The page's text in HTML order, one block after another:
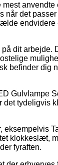
anvendte
når det
endvidere
dit arbejde.
befinder dig
Gulvlampe
tydeligvis
eksempelvis
klokkeslæt,
fyraften.